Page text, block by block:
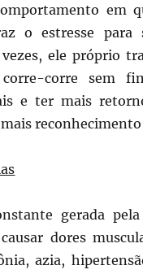
em
o estresse para
ele próprio
corre sem
e ter mais
gerada pela
dores
azia,